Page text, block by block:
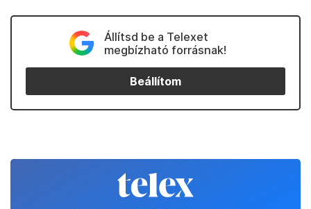
Állítsd be a Telexet
megbízható forrásnak!
Beállítom